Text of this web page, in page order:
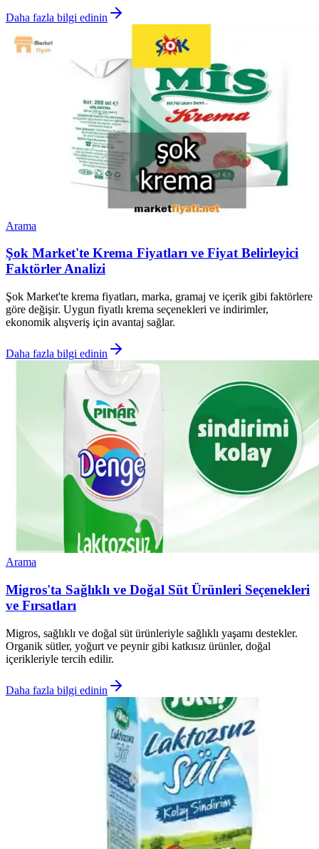
Daha fazla bilgi edinin
Arama
Şok Market'te Krema Fiyatları ve Fiyat Belirleyici
Faktörler Analizi
Şok Market'te krema fiyatları, marka, gramaj ve içerik gibi faktörlere
göre değişir. Uygun fiyatlı krema seçenekleri ve indirimler,
ekonomik alışveriş için avantaj sağlar.
Daha fazla bilgi edinin
Arama
Migros'ta Sağlıklı ve Doğal Süt Ürünleri Seçenekleri
ve Fırsatları
Migros, sağlıklı ve doğal süt ürünleriyle sağlıklı yaşamı destekler.
Organik sütler, yoğurt ve peynir gibi katkısız ürünler, doğal
içerikleriyle tercih edilir.
Daha fazla bilgi edinin